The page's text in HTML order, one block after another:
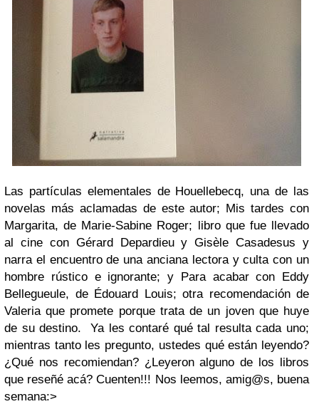
Las partículas elementales de Houellebecq, una de las
novelas más aclamadas de este autor; Mis tardes con
Margarita, de Marie-Sabine Roger; libro que fue llevado
al cine con Gérard Depardieu y Gisèle Casadesus y
narra el encuentro de una anciana lectora y culta con un
hombre rústico e ignorante; y Para acabar con Eddy
Bellegueule, de Édouard Louis; otra recomendación de
Valeria que promete porque trata de un joven que huye
de su destino. Ya les contaré qué tal resulta cada uno;
mientras tanto les pregunto, ustedes qué están leyendo?
¿Qué nos recomiendan? ¿Leyeron alguno de los libros
que reseñé acá? Cuenten!!! Nos leemos, amig@s, buena
semana:>